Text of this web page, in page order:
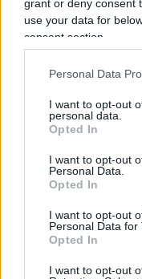
grant or deny consent
use your data for
consent section.
Personal Data
I want to opt-out
personal data.
Opted In
I want to opt-out
Personal Data.
Opted In
I want to opt-out
Personal Data for
Opted In
I want to opt-out
stanchezza
risentimento per i
interpretare al
avevano proprio
.
dare una spallata
questione più
mandato forte e
risolvere la